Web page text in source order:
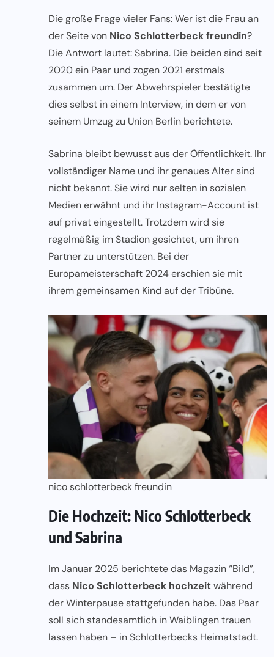
Die große Frage vieler Fans: Wer ist die Frau an
der Seite von Nico Schlotterbeck freundin?
Die Antwort lautet: Sabrina. Die beiden sind seit
2020 ein Paar und zogen 2021 erstmals
zusammen um. Der Abwehrspieler bestätigte
dies selbst in einem Interview, in dem er von
seinem Umzug zu Union Berlin berichtete.
Sabrina bleibt bewusst aus der Öffentlichkeit. Ihr
vollständiger Name und ihr genaues Alter sind
nicht bekannt. Sie wird nur selten in sozialen
Medien erwähnt und ihr Instagram-Account ist
auf privat eingestellt. Trotzdem wird sie
regelmäßig im Stadion gesichtet, um ihren
Partner zu unterstützen. Bei der
Europameisterschaft 2024 erschien sie mit
ihrem gemeinsamen Kind auf der Tribüne.
nico schlotterbeck freundin
Die Hochzeit: Nico Schlotterbeck
und Sabrina
Im Januar 2025 berichtete das Magazin “Bild”,
dass Nico Schlotterbeck hochzeitwährend
der Winterpause stattgefunden habe. Das Paar
soll sich standesamtlich in Waiblingen trauen
lassen haben – in Schlotterbecks Heimatstadt.